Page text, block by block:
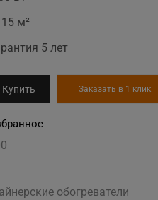
м²
5 лет
Купить Заказать в 1 клик
обогреватели